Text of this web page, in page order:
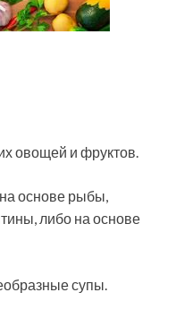
овощей и фруктов.
основе рыбы,
либо на основе
супы.